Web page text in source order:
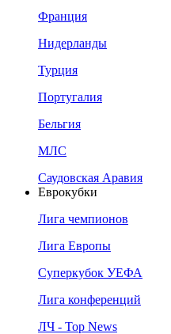
Франция
Нидерланды
Турция
Португалия
Бельгия
МЛС
Саудовская Аравия
Еврокубки
Лига чемпионов
Лига Европы
Суперкубок УЕФА
Лига конференций
ЛЧ - Top News